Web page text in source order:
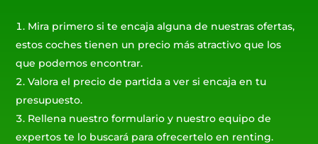
Mira primero si te encaja alguna de nuestras ofertas,
estos coches tienen un precio más atractivo que los
que podemos encontrar.
Valora el precio de partida a ver si encaja en tu
presupuesto.
Rellena nuestro formulario y nuestro equipo de
expertos te lo buscará para ofrecertelo en renting.